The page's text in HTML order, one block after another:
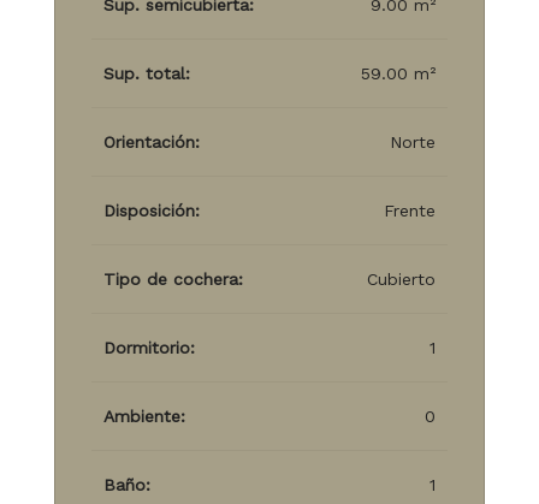
Sup. semicubierta: 9.00 m²
Sup. total: 59.00 m²
Orientación: Norte
Disposición: Frente
Tipo de cochera: Cubierto
Dormitorio: 1
Ambiente: 0
Baño: 1